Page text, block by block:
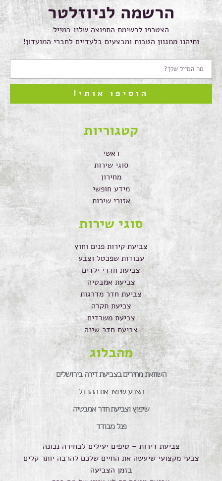
הרשמה לניוזלטר
הצטרפו לרשימת התפוצה שלנו במייל
ותיהנו ממגוון הטבות ומבצעים בלעדיים לחברי המועדון!
הוסיפו אותי!
קטגוריות
ראשי
סוגי שירות
מחירון
מידע חופשי
אזורי שירות
סוגי שירות
צביעת קירות פנים וחוץ
עבודות שפכטל וצבע
צביעת חדרי ילדים
צביעת אמבטיה
צביעת חדר מדרגות
צביעת תקרה
צביעת משרדים
צביעת חדר שינה
מהבלוג
השוואת מחירים בצביעת דירה בירושלים
הצבע שיוצר את ההבדל
שיפוץ וצביעת חדר אמבטיה
פנל מבודד
צביעת דירות – טיפים יעילים לבחירה נכונה
צבעי מקצועי שיעשה את החיים שלכם להרבה יותר קלים
בזמן הצביעה